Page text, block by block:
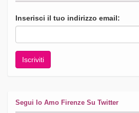
Inserisci il tuo indirizzo email:
Segui Io Amo Firenze Su Twitter